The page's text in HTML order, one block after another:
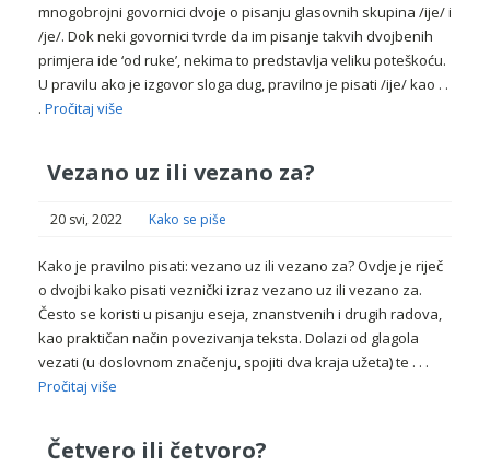
mnogobrojni govornici dvoje o pisanju glasovnih skupina /ije/ i
/je/. Dok neki govornici tvrde da im pisanje takvih dvojbenih
primjera ide ‘od ruke’, nekima to predstavlja veliku poteškoću.
U pravilu ako je izgovor sloga dug, pravilno je pisati /ije/ kao . .
. Pročitaj više
Vezano uz ili vezano za?
20 svi, 2022 Kako se piše
Kako je pravilno pisati: vezano uz ili vezano za? Ovdje je riječ
o dvojbi kako pisati veznički izraz vezano uz ili vezano za.
Često se koristi u pisanju eseja, znanstvenih i drugih radova,
kao praktičan način povezivanja teksta. Dolazi od glagola
vezati (u doslovnom značenju, spojiti dva kraja užeta) te . . .
Pročitaj više
Četvero ili četvoro?